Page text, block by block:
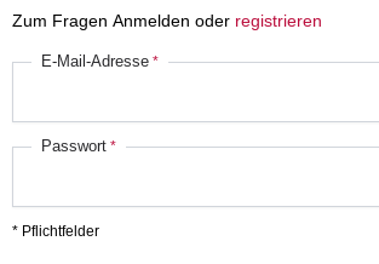
Zum Fragen Anmelden oder registrieren
E-Mail-Adresse
Passwort
* Pflichtfelder